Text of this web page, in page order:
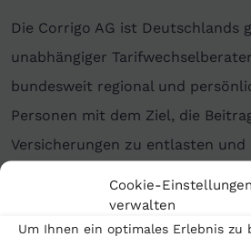
Cookie-Einstellungen
verwalten
Um Ihnen ein optimales Erlebnis zu
Die Corrigo AG ist Deutschlands
unabhängiger
bundesweit regional und
Personen mit dem Ziel, die
Versicherungen zu entlasten